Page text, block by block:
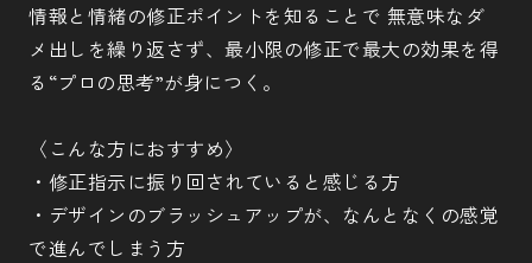
情報と情緒の修正ポイントを知ることで 無意味なダ
メ出しを繰り返さず、最小限の修正で最大の効果を得
る“プロの思考”が身につく。
〈こんな方におすすめ〉
・修正指示に振り回されていると感じる方
・デザインのブラッシュアップが、なんとなくの感覚
で進んでしまう方